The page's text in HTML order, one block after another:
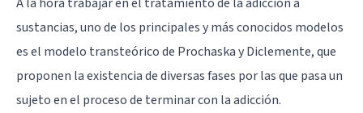
sustancias, uno de los principales y más conocidos modelos
esel modelo transteórico de Prochaska y Diclemente, que
proponen la existencia de diversas fases por las que pasa un
sujeto en el proceso de terminar con la adicción.